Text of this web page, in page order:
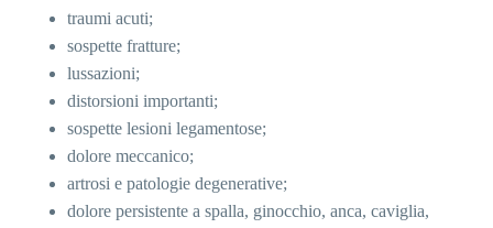
traumi acuti;
sospette fratture;
lussazioni;
distorsioni importanti;
sospette lesioni legamentose;
dolore meccanico;
artrosi e patologie degenerative;
dolore persistente a spalla, ginocchio, anca, caviglia,